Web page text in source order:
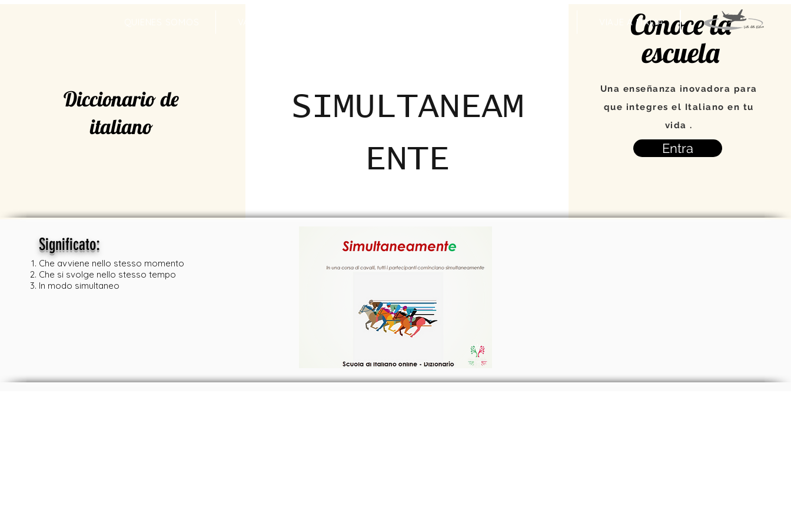
VIAJE A ITALIA
Diccionario de
italiano
SIMULTANEAM
ENTE
Conoce la
escuela
Una enseñanza inovadora para
que integres el Italiano en tu
vida .
Entra
Significato:
Che avviene nello stesso momento
Che si svolge nello stesso tempo
In modo simultaneo